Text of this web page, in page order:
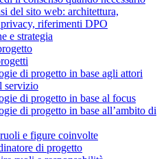
del sito web: architettura,
riferimenti DPO
e strategia
di progetto in base agli attori
servizio
di progetto in base al focus
di progetto in base all’ambito di
e figure coinvolte
di progetto